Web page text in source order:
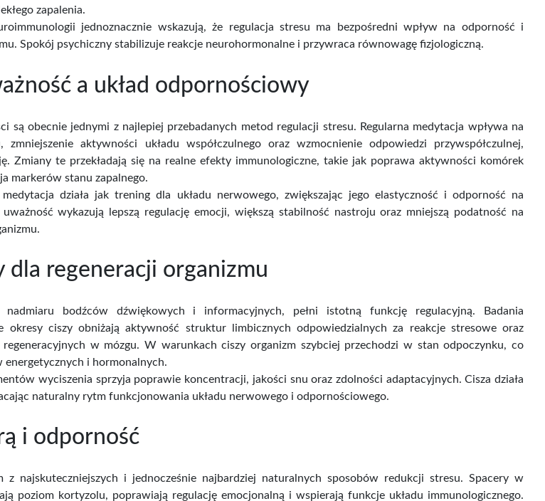
zapalenia.
jednoznacznie wskazują, że regulacja stresu ma bezpośredni wpływ na odporność i
Spokój psychiczny stabilizuje reakcje neurohormonalne i przywraca równowagę fizjologiczną.
a układ odpornościowy
są obecnie jednymi z najlepiej przebadanych metod regulacji stresu. Regularna medytacja wpływa na
aktywności układu współczulnego oraz wzmocnienie odpowiedzi przywspółczulnej,
Zmiany te przekładają się na realne efekty immunologiczne, takie jak poprawa aktywności komórek
markerów stanu zapalnego.
działa jak trening dla układu nerwowego, zwiększając jego elastyczność i odporność na
wykazują lepszą regulację emocji, większą stabilność nastroju oraz mniejszą podatność na
dla regeneracji organizmu
bodźców dźwiękowych i informacyjnych, pełni istotną funkcję regulacyjną. Badania
okresy ciszy obniżają aktywność struktur limbicznych odpowiedzialnych za reakcje stresowe oraz
w mózgu. W warunkach ciszy organizm szybciej przechodzi w stan odpoczynku, co
i hormonalnych.
wyciszenia sprzyja poprawie koncentracji, jakości snu oraz zdolności adaptacyjnych. Cisza działa
naturalny rytm funkcjonowania układu nerwowego i odpornościowego.
i odporność
najskuteczniejszych i jednocześnie najbardziej naturalnych sposobów redukcji stresu. Spacery w
poziom kortyzolu, poprawiają regulację emocjonalną i wspierają funkcje układu immunologicznego.